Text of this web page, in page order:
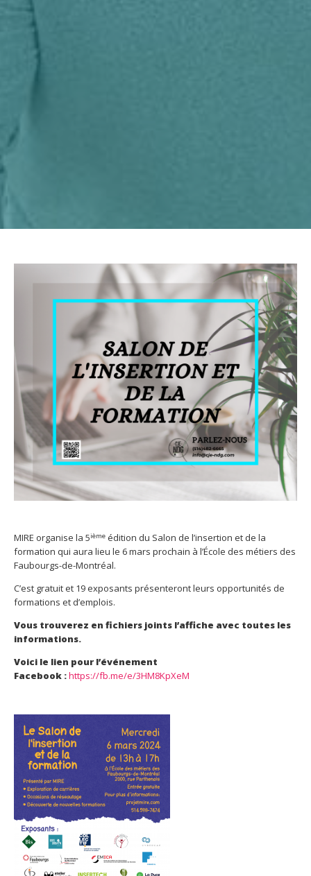
MIRE organise la 5ième édition du Salon de l’insertion et de la
formation qui aura lieu le 6 mars prochain à l’École des métiers des
Faubourgs-de-Montréal.
C’est gratuit et 19 exposants présenteront leurs opportunités de
formations et d’emplois.
Vous trouverez en fichiers joints l’affiche avec toutes les
informations.
Voici le lien pour l’événement
Facebook :https://fb.me/e/3HM8KpXeM